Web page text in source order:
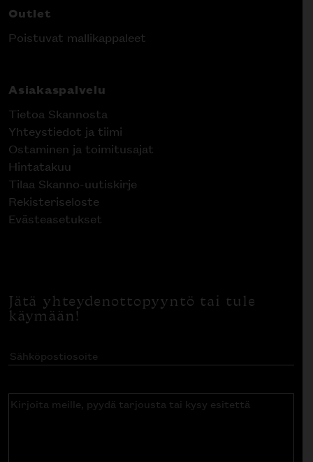
Outlet
Poistuvat mallikappaleet
Asiakaspalvelu
Tietoa Skannosta
Yhteystiedot ja tiimi
Ostaminen ja toimitusajat
Hintatakuu
Tilaa Skanno-uutiskirje
Rekisteriseloste
Evästeasetukset
Jätä yhteydenottopyyntö tai tule
käymään!
Sähköpostiosoite(Pakollinen)
Kirjoita